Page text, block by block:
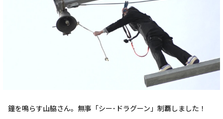
鐘を鳴らす山脇さん。無事「シー･ドラグーン」制覇しました！